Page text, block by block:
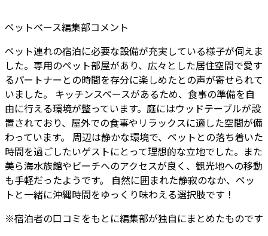
ペットベース編集部コメント
ペット連れの宿泊に必要な設備が充実している様子が伺えま
した。専用のペット部屋があり、広々とした居住空間で愛す
るパートナーとの時間を存分に楽しめたとの声が寄せられて
いました。 キッチンスペースがあるため、食事の準備を自
由に行える環境が整っています。庭にはウッドテーブルが設
置されており、屋外での食事やリラックスに適した空間が備
わっています。 周辺は静かな環境で、ペットとの落ち着いた
時間を過ごしたいゲストにとって理想的な立地でした。また
美ら海水族館やビーチへのアクセスが良く、観光地への移動
も手軽だったようです。 自然に囲まれた静寂のなか、ペッ
トと一緒に沖縄時間をゆっくり味わえる選択肢です！
※宿泊者の口コミをもとに編集部が独自にまとめたものです